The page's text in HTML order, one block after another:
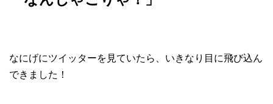
なにげにツイッターを見ていたら、いきなり目に飛び込ん
できました！